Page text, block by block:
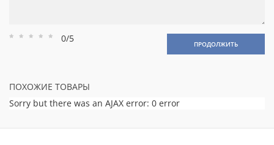
Рейтинг
Рейтинг
Рейтинг
Рейтинг
Рейтинг
0/5 ПРОДОЛЖИТЬ
ПОХОЖИЕ ТОВАРЫ
Sorry but there was an AJAX error: 0 error